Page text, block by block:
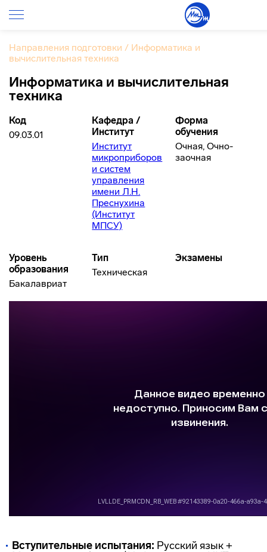
Направления подготовки / Информатика и
вычислительная техника
Информатика и вычислительная
техника
Код
09.03.01
Кафедра /
Институт
Институт
микроприборов
и систем
управления
имени Л.Н.
Преснухина
(Институт
МПСУ)
Форма
обучения
Очная, Очно-
заочная
Уровень
образования
Бакалавриат
Тип
Техническая
Экзамены
Вступительные испытания: Русский язык +